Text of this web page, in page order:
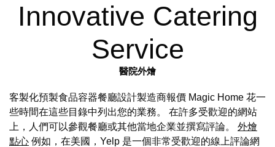
Innovative Catering
Service
醫院外燴
客製化預製食品容器餐廳設計製造商報價 Magic Home 花一
些時間在這些目錄中列出您的業務。 在許多受歡迎的網站
上，人們可以參觀餐廳或其他當地企業並撰寫評論。 外燴
點心 例如，在美國，Yelp 是一個非常受歡迎的線上評論網